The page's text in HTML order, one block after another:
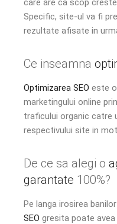
care are ca scop
Specific, site-ul va fi
rezultate afisate in
Ce inseamna
Optimizarea SEO este
marketingului online
traficului organic catre
respectivului site in
De ce sa alegi o
garantate 100%?
Pe langa irosirea
SEO gresita poate